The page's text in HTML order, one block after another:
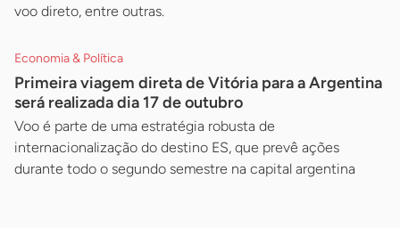
voo direto, entre outras.
Economia & Política
Primeira viagem direta de Vitória para a Argentina
será realizada dia 17 de outubro
Voo é parte de uma estratégia robusta de
internacionalização do destino ES, que prevê ações
durante todo o segundo semestre na capital argentina